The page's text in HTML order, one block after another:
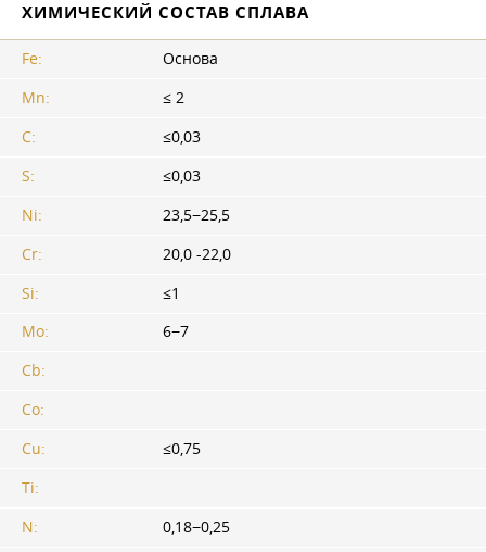
ХИМИЧЕСКИЙ СОСТАВ СПЛАВА
Fe:
Основа
Mn:
≤ 2
C:
≤0,03
S:
≤0,03
Ni:
23,5−25,5
Cr:
20,0 -22,0
Si:
≤1
Mo:
6−7
Cb:
Co:
Cu:
≤0,75
Ti:
N:
0,18−0,25